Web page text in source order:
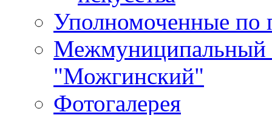
Уполномоченные по
Межмуниципальный
"Можгинский"
Фотогалерея